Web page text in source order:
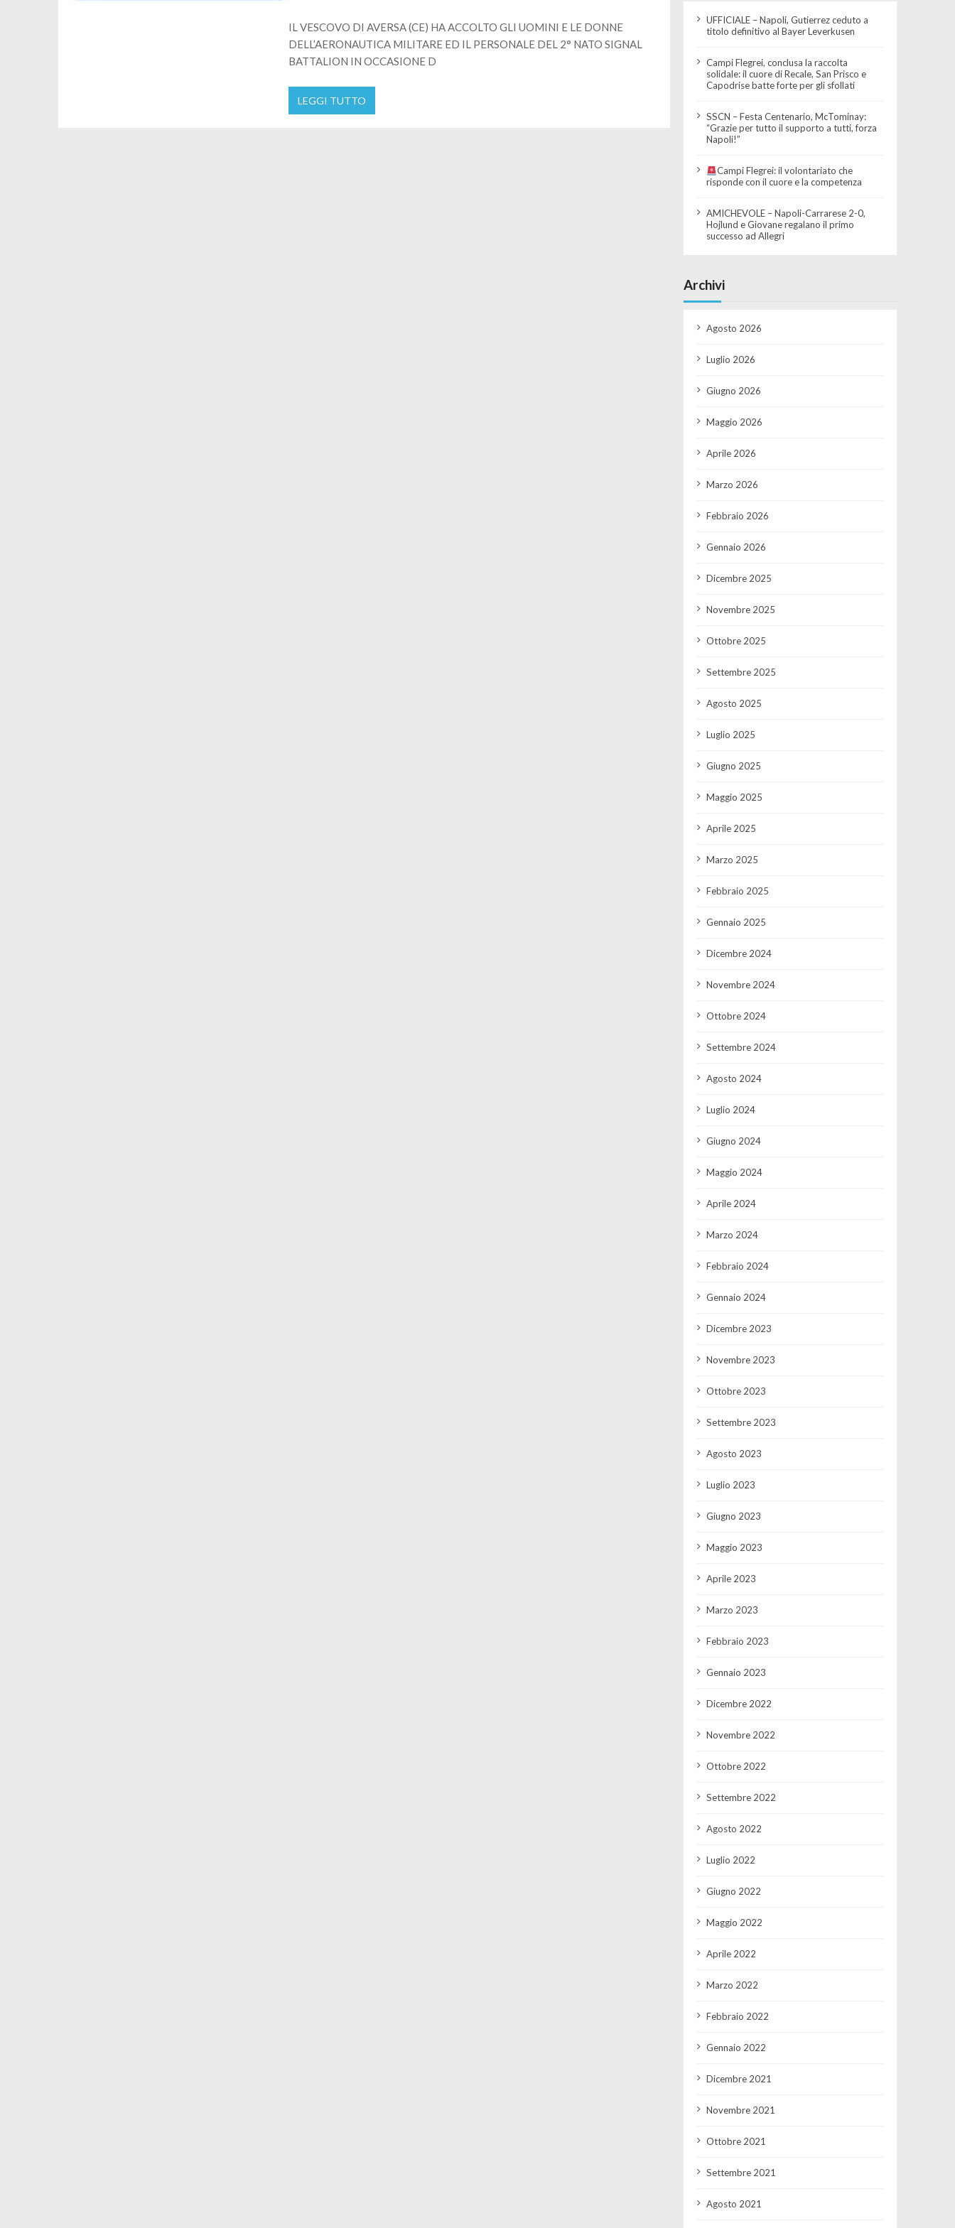
IL VESCOVO DI AVERSA (CE) HA ACCOLTO GLI UOMINI E LE DONNE
DELL’AERONAUTICA MILITARE ED IL PERSONALE DEL 2° NATO SIGNAL
BATTALION IN OCCASIONE D
LEGGI TUTTO
UFFICIALE – Napoli, Gutierrez ceduto a
titolo definitivo al Bayer Leverkusen
Campi Flegrei, conclusa la raccolta
solidale: il cuore di Recale, San Prisco e
Capodrise batte forte per gli sfollati
SSCN – Festa Centenario, McTominay:
“Grazie per tutto il supporto a tutti, forza
Napoli!”
Campi Flegrei: il volontariato che
risponde con il cuore e la competenza
AMICHEVOLE – Napoli-Carrarese 2-0,
Hojlund e Giovane regalano il primo
successo ad Allegri
Archivi
Agosto 2026
Luglio 2026
Giugno 2026
Maggio 2026
Aprile 2026
Marzo 2026
Febbraio 2026
Gennaio 2026
Dicembre 2025
Novembre 2025
Ottobre 2025
Settembre 2025
Agosto 2025
Luglio 2025
Giugno 2025
Maggio 2025
Aprile 2025
Marzo 2025
Febbraio 2025
Gennaio 2025
Dicembre 2024
Novembre 2024
Ottobre 2024
Settembre 2024
Agosto 2024
Luglio 2024
Giugno 2024
Maggio 2024
Aprile 2024
Marzo 2024
Febbraio 2024
Gennaio 2024
Dicembre 2023
Novembre 2023
Ottobre 2023
Settembre 2023
Agosto 2023
Luglio 2023
Giugno 2023
Maggio 2023
Aprile 2023
Marzo 2023
Febbraio 2023
Gennaio 2023
Dicembre 2022
Novembre 2022
Ottobre 2022
Settembre 2022
Agosto 2022
Luglio 2022
Giugno 2022
Maggio 2022
Aprile 2022
Marzo 2022
Febbraio 2022
Gennaio 2022
Dicembre 2021
Novembre 2021
Ottobre 2021
Settembre 2021
Agosto 2021